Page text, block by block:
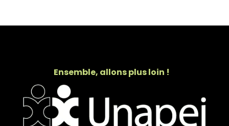
Ensemble, allons plus loin !